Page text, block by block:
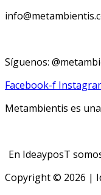
Síguenos:
Facebook-f
Metambientis es
En IdeayposT
Copyright © 2026 |